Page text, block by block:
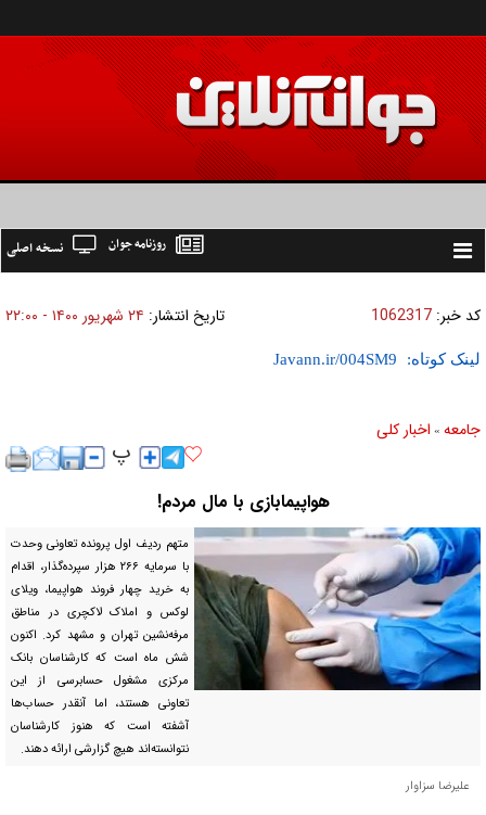
Toggle
نسخه اصلی روزنامه جوان
کد خبر: 1062317 تاریخ انتشار: ۲۴ شهريور ۱۴۰۰ - ۲۲:۰۰
لینک کوتاه:
جامعه » اخبار كلی
هواپیمابازی با مال مردم!
متهم ردیف اول پرونده تعاونی وحدت
با سرمایه ۲۶۶ هزار سپرده‌گذار، اقدام
به خرید چهار فروند هواپیما، ویلای
لوکس و املاک لاکچری در مناطق
مرفه‌نشین تهران و مشهد کرد. اکنون
شش ماه است که کارشناسان بانک
مرکزی مشغول حسابرسی از این
تعاونی هستند، اما آنقدر حساب‌ها
آشفته است که هنوز کارشناسان
نتوانسته‌اند هیچ گزارشی ارائه دهند.
علیرضا سزاوار